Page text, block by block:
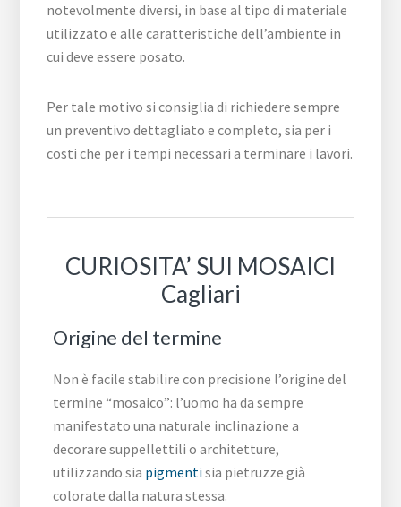
notevolmente diversi, in base al tipo di materiale
utilizzato e alle caratteristiche dell’ambiente in
cui deve essere posato.
Per tale motivo si consiglia di richiedere sempre
un preventivo dettagliato e completo, sia per i
costi che per i tempi necessari a terminare i lavori.
CURIOSITA’ SUI MOSAICI
Cagliari
Origine del termine
Non è facile stabilire con precisione l’origine del
termine “mosaico”: l’uomo ha da sempre
manifestato una naturale inclinazione a
decorare suppellettili o architetture,
utilizzando sia pigmentisia pietruzze già
colorate dalla natura stessa.